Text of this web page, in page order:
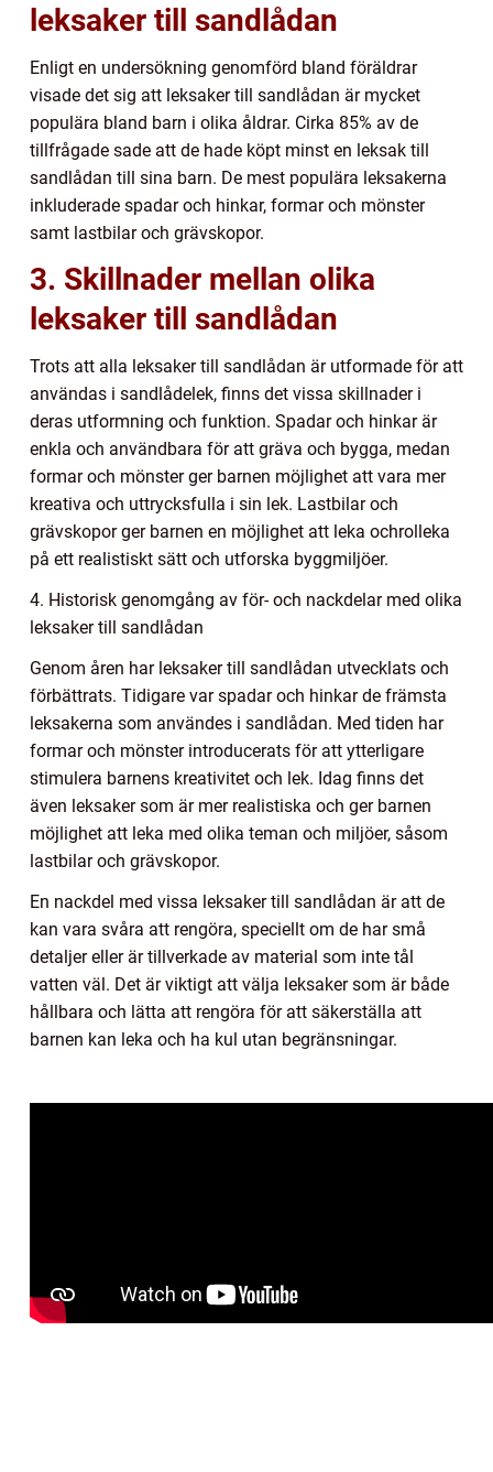
leksaker till sandlådan
Enligt en undersökning genomförd bland föräldrar
visade det sig att leksaker till sandlådan är mycket
populära bland barn i olika åldrar. Cirka 85% av de
tillfrågade sade att de hade köpt minst en leksak till
sandlådan till sina barn. De mest populära leksakerna
inkluderade spadar och hinkar, formar och mönster
samt lastbilar och grävskopor.
3. Skillnader mellan olika
leksaker till sandlådan
Trots att alla leksaker till sandlådan är utformade för att
användas i sandlådelek, finns det vissa skillnader i
deras utformning och funktion. Spadar och hinkar är
enkla och användbara för att gräva och bygga, medan
formar och mönster ger barnen möjlighet att vara mer
kreativa och uttrycksfulla i sin lek. Lastbilar och
grävskopor ger barnen en möjlighet att leka ochrolleka
på ett realistiskt sätt och utforska byggmiljöer.
4. Historisk genomgång av för- och nackdelar med olika
leksaker till sandlådan
Genom åren har leksaker till sandlådan utvecklats och
förbättrats. Tidigare var spadar och hinkar de främsta
leksakerna som användes i sandlådan. Med tiden har
formar och mönster introducerats för att ytterligare
stimulera barnens kreativitet och lek. Idag finns det
även leksaker som är mer realistiska och ger barnen
möjlighet att leka med olika teman och miljöer, såsom
lastbilar och grävskopor.
En nackdel med vissa leksaker till sandlådan är att de
kan vara svåra att rengöra, speciellt om de har små
detaljer eller är tillverkade av material som inte tål
vatten väl. Det är viktigt att välja leksaker som är både
hållbara och lätta att rengöra för att säkerställa att
barnen kan leka och ha kul utan begränsningar.